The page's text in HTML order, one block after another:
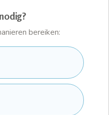
bereiken: